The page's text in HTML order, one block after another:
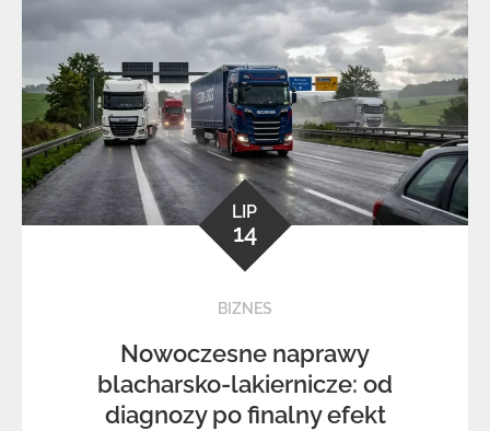
LIP
14
BIZNES
Nowoczesne naprawy
blacharsko-lakiernicze: od
diagnozy po finalny efekt